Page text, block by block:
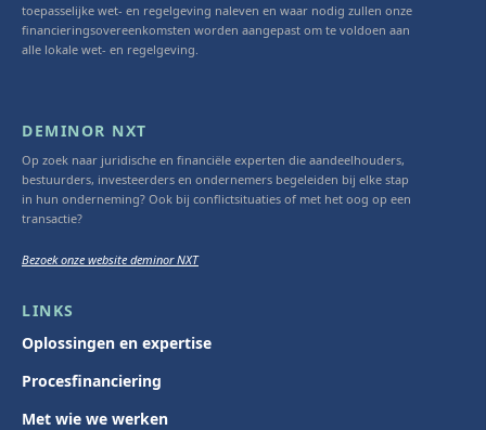
toepasselijke wet- en regelgeving naleven en waar nodig zullen onze
financieringsovereenkomsten worden aangepast om te voldoen aan
alle lokale wet- en regelgeving.
DEMINOR NXT
Op zoek naar juridische en financiële experten die aandeelhouders,
bestuurders, investeerders en ondernemers begeleiden bij elke stap
in hun onderneming? Ook bij conflictsituaties of met het oog op een
transactie?
Bezoek onze website deminor NXT
LINKS
Oplossingen en expertise
Procesfinanciering
Met wie we werken